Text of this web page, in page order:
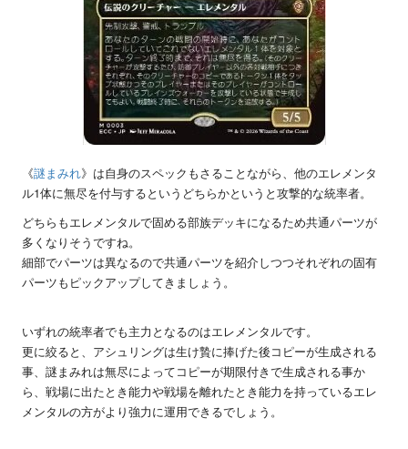
《謎まみれ》は自身のスペックもさることながら、他のエレメンタ
ル1体に無尽を付与するというどちらかというと攻撃的な統率者。
どちらもエレメンタルで固める部族デッキになるため共通パーツが
多くなりそうですね。
細部でパーツは異なるので共通パーツを紹介しつつそれぞれの固有
パーツもピックアップしてきましょう。
いずれの統率者でも主力となるのはエレメンタルです。
更に絞ると、アシュリングは生け贄に捧げた後コピーが生成される
事、謎まみれは無尽によってコピーが期限付きで生成される事か
ら、戦場に出たとき能力や戦場を離れたとき能力を持っているエレ
メンタルの方がより強力に運用できるでしょう。